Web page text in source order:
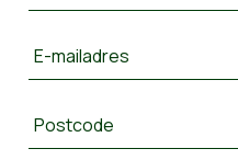
E-mailadres
Postcode